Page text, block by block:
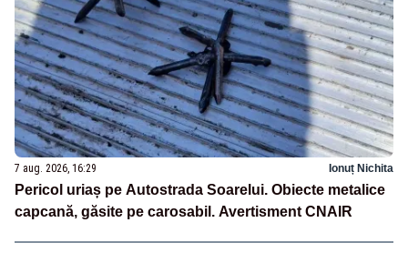
7 aug. 2026, 16:29 Ionuț Nichita
Pericol uriaș pe Autostrada Soarelui. Obiecte metalice
capcană, găsite pe carosabil. Avertisment CNAIR